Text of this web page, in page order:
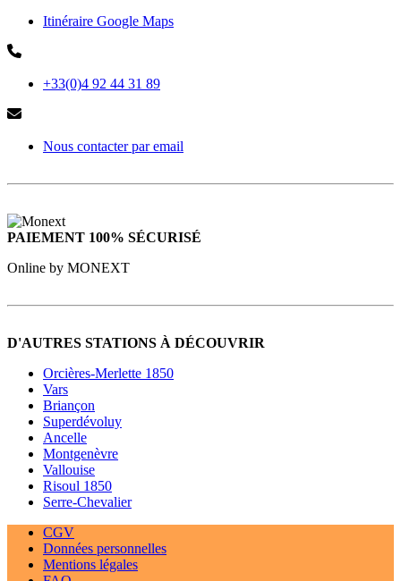
Itinéraire Google Maps
+33(0)4 92 44 31 89
Nous contacter par email
PAIEMENT 100% SÉCURISÉ
Online by MONEXT
D'AUTRES STATIONS À DÉCOUVRIR
Orcières-Merlette 1850
Vars
Briançon
Superdévoluy
Ancelle
Montgenèvre
Vallouise
Risoul 1850
Serre-Chevalier
CGV
Données personnelles
Mentions légales